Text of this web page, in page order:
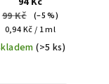
99 Kč
(–5 %)
Měrná
cena:
0,94 Kč / 1 ml
(>5 ks)